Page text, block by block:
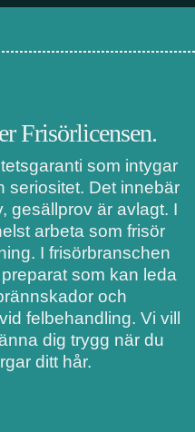
Frisörlicensen.
som intygar
seriositet. Det innebär
gesällprov är avlagt. I
arbeta som frisör
I frisörbranschen
som kan leda
och
felbehandling. Vi vill
dig trygg när du
ditt hår.